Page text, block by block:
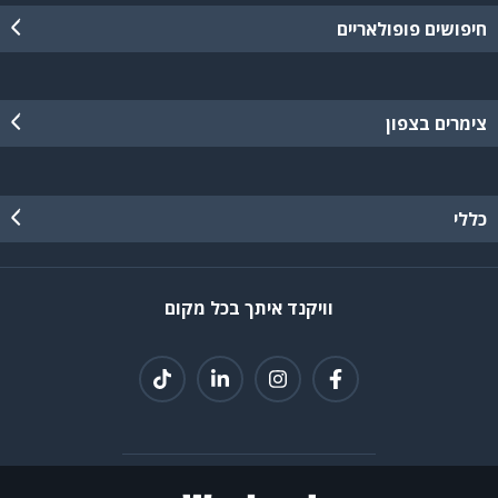
חיפושים פופולאריים
צימרים בצפון
כללי
וויקנד איתך בכל מקום